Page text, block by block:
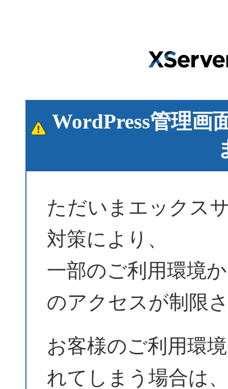
WordPress管理画
ただいまエックス
対策により、
一部のご利用環境
のアクセスが制限
お客様のご利用環
れてしまう場合は、